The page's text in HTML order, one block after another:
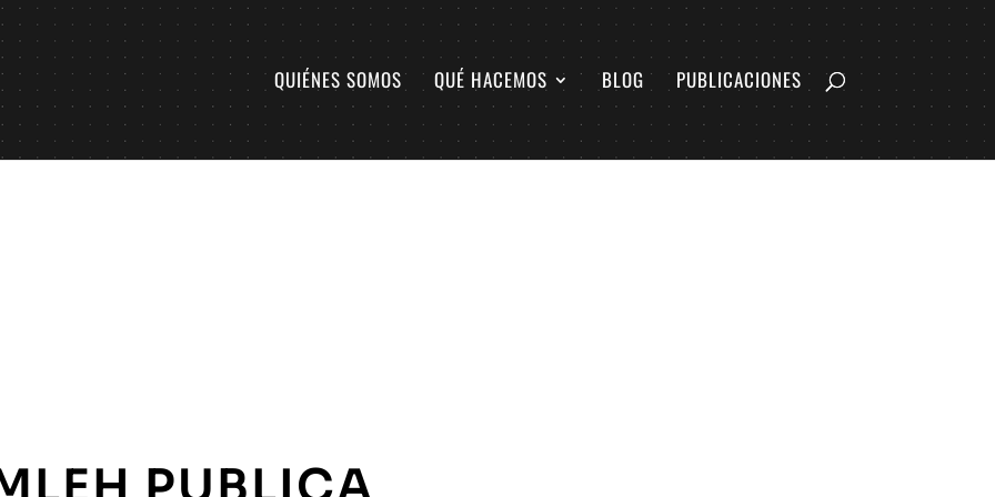
QUIÉNES SOMOS QUÉ HACEMOS BLOG PUBLICACIONES